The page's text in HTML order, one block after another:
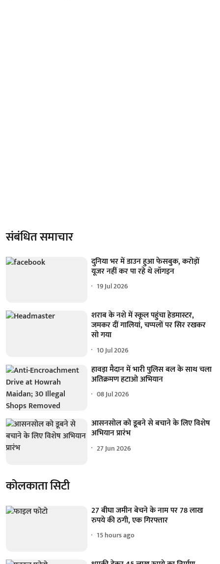
संबंधित समाचार
दुनिया भर में डाउन हुआ फेसबुक, करोड़ों
यूजर नहीं कर पा रहे थे लॉगइन
19 Jul 2026
शराब के नशे में स्कूल पहुंचा हेडमास्टर,
जमकर दीं गालियां, चप्पलों पर सिर रखकर
सो गया
10 Jul 2026
हावड़ा मैदान में भारी पुलिस बल के साथ चला
अतिक्रमण हटाओ अभियान
08 Jul 2026
आसनसोल को डूबने से बचाने के लिए विशेष
अभियान प्रारंभ
27 Jun 2026
कोलकाता सिटी
27 बीघा जमीन बेचने के नाम पर 78 लाख
रुपये की ठगी, एक गिरफ्तार
15 hours ago